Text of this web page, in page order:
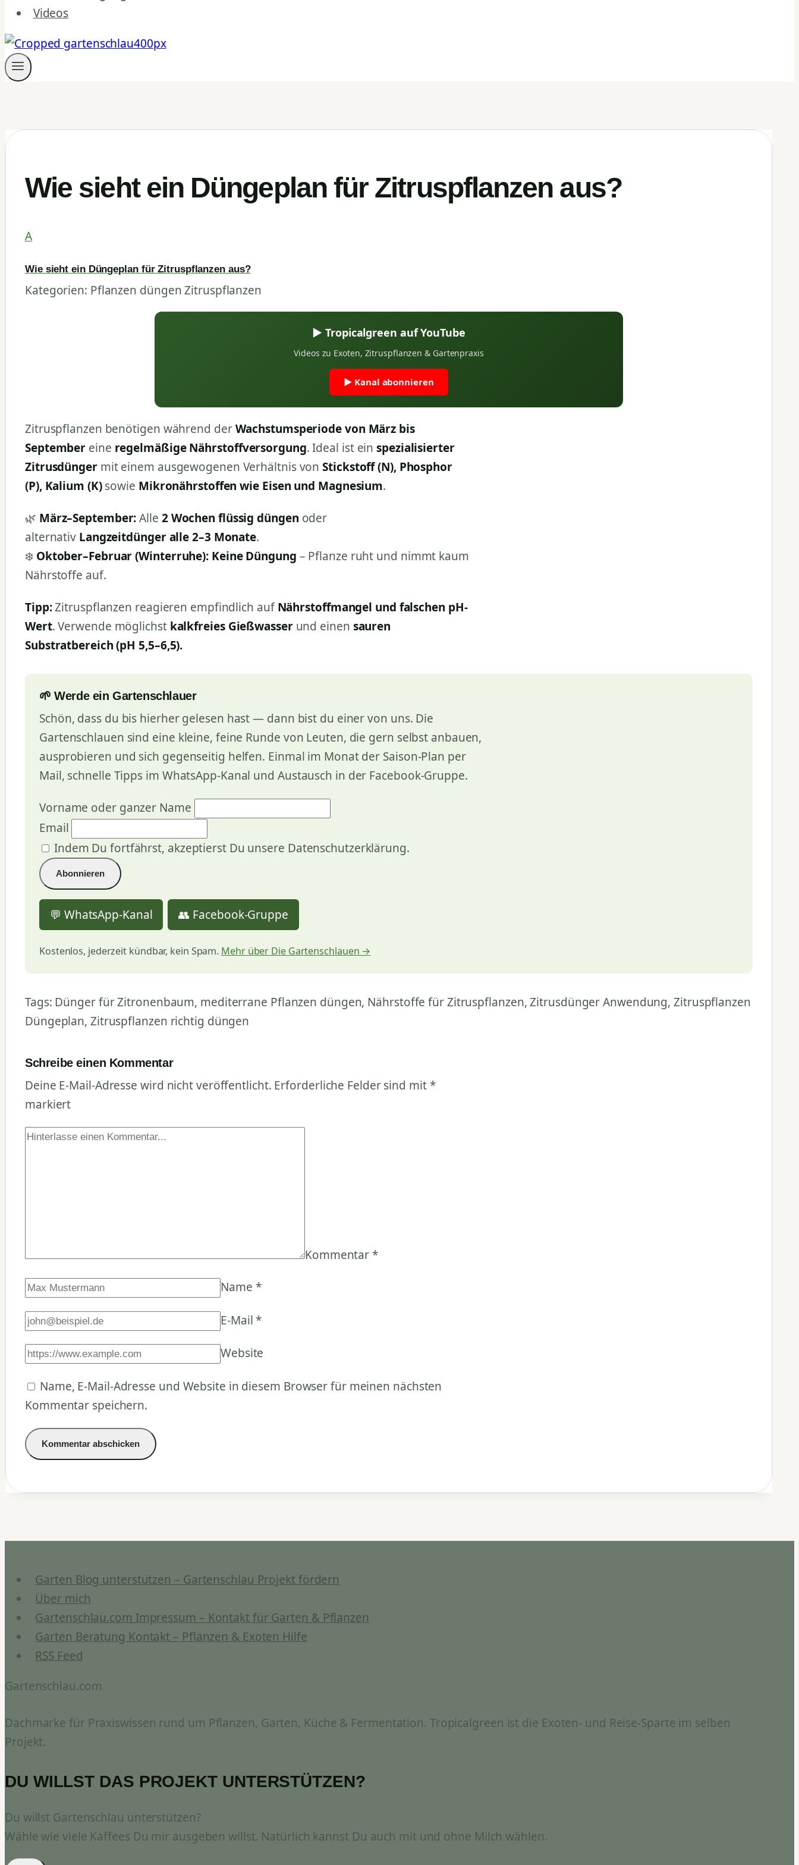
Videos
Wie sieht ein Düngeplan für Zitruspflanzen aus?
A
Wie sieht ein Düngeplan für Zitruspflanzen aus?
Kategorien: Pflanzen düngen Zitruspflanzen
▶ Tropicalgreen auf YouTube
Videos zu Exoten, Zitruspflanzen & Gartenpraxis
▶ Kanal abonnieren
Zitruspflanzen benötigen während derWachstumsperiode von März bis
September eine regelmäßige Nährstoffversorgung. Ideal ist einspezialisierter
Zitrusdüngermit einem ausgewogenen Verhältnis vonStickstoff (N), Phosphor
(P), Kalium (K)sowie Mikronährstoffen wie Eisen und Magnesium.
🌿 März–September:Alle 2 Wochen flüssig düngen oder
alternativ Langzeitdünger alle 2–3 Monate.
❄️ Oktober–Februar (Winterruhe): Keine Düngung – Pflanze ruht und nimmt kaum
Nährstoffe auf.
Tipp:Zitruspflanzen reagieren empfindlich aufNährstoffmangel und falschen pH-
Wert. Verwende möglichst kalkfreies Gießwasserund einen sauren
Substratbereich (pH 5,5–6,5).
🌱 Werde ein Gartenschlauer
Schön, dass du bis hierher gelesen hast — dann bist du einer von uns. Die
Gartenschlauen sind eine kleine, feine Runde von Leuten, die gern selbst anbauen,
ausprobieren und sich gegenseitig helfen. Einmal im Monat der Saison-Plan per
Mail, schnelle Tipps im WhatsApp-Kanal und Austausch in der Facebook-Gruppe.
Vorname oder ganzer Name
Email
Indem Du fortfährst, akzeptierst Du unsere Datenschutzerklärung.
💬 WhatsApp-Kanal 👥 Facebook-Gruppe
Kostenlos, jederzeit kündbar, kein Spam. Mehr über Die Gartenschlauen →
Tags: Dünger für Zitronenbaum, mediterrane Pflanzen düngen, Nährstoffe für Zitruspflanzen, Zitrusdünger Anwendung, Zitruspflanzen
Düngeplan, Zitruspflanzen richtig düngen
Schreibe einen Kommentar
Deine E-Mail-Adresse wird nicht veröffentlicht. Erforderliche Felder sind mit *
markiert
Kommentar *
Name *
E-Mail *
Website
Name, E-Mail-Adresse und Website in diesem Browser für meinen nächsten
Kommentar speichern.
Garten Blog unterstützen – Gartenschlau Projekt fördern
Über mich
Gartenschlau.com Impressum – Kontakt für Garten & Pflanzen
Garten Beratung Kontakt – Pflanzen & Exoten Hilfe
RSS Feed
Gartenschlau.com
Dachmarke für Praxiswissen rund um Pflanzen, Garten, Küche & Fermentation. Tropicalgreen ist die Exoten- und Reise-Sparte im selben
Projekt.
DU WILLST DAS PROJEKT UNTERSTÜTZEN?
Du willst Gartenschlau unterstützen?
Wähle wie viele Kaffees Du mir ausgeben willst. Natürlich kannst Du auch mit und ohne Milch wählen.